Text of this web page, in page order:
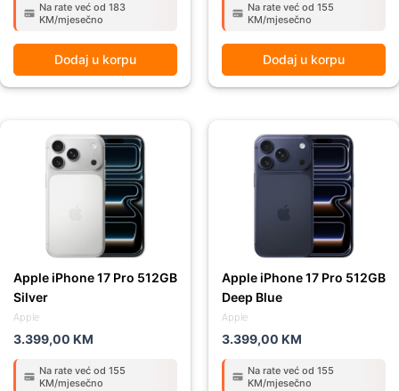
Na rate već od 183
KM/mjesečno
Dodaj u korpu
Na rate već od 155
KM/mjesečno
Dodaj u korpu
Apple
Apple iPhone 17 Pro 512GB
Silver
3.399,00 KM
Na rate već od 155
KM/mjesečno
Apple
Apple iPhone 17 Pro 512GB
Deep Blue
3.399,00 KM
Na rate već od 155
KM/mjesečno